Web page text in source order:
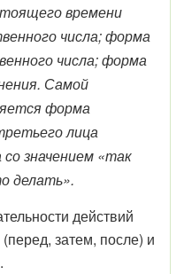
времени
числа; форма
числа; форма
Самой
форма
лица
значением «так
делать».
действий
затем, после) и